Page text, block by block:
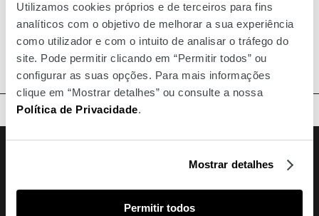
Utilizamos cookies próprios e de terceiros para fins
analíticos com o objetivo de melhorar a sua experiência
como utilizador e com o intuito de analisar o tráfego do
site. Pode permitir clicando em “Permitir todos” ou
configurar as suas opções. Para mais informações
clique em “Mostrar detalhes” ou consulte a nossa
Política de Privacidade.
Mostrar detalhes
Permitir todos
Siga-nos FacebookInstagramYoutube
213 810 200 (chamada rede fixa nacional)